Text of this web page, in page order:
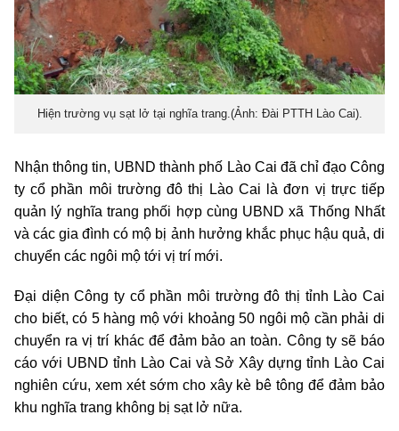
Hiện trường vụ sạt lở tại nghĩa trang.(Ảnh: Đài PTTH Lào Cai).
Nhận thông tin, UBND thành phố Lào Cai đã chỉ đạo Công
ty cổ phần môi trường đô thị Lào Cai là đơn vị trực tiếp
quản lý nghĩa trang phối hợp cùng UBND xã Thống Nhất
và các gia đình có mộ bị ảnh hưởng khắc phục hậu quả, di
chuyển các ngôi mộ tới vị trí mới.
Đại diện Công ty cổ phần môi trường đô thị tỉnh Lào Cai
cho biết, có 5 hàng mộ với khoảng 50 ngôi mộ cần phải di
chuyển ra vị trí khác để đảm bảo an toàn. Công ty sẽ báo
cáo với UBND tỉnh Lào Cai và Sở Xây dựng tỉnh Lào Cai
nghiên cứu, xem xét sớm cho xây kè bê tông để đảm bảo
khu nghĩa trang không bị sạt lở nữa.